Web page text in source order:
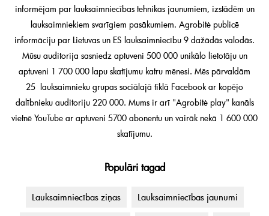
informējam par lauksaimniecības tehnikas jaunumiem, izstādēm un
lauksaimniekiem svarīgiem pasākumiem. Agrobitė publicē
informāciju par Lietuvas un ES lauksaimniecību 9 dažādās valodās.
Mūsu auditorija sasniedz aptuveni 500 000 unikālo lietotāju un
aptuveni 1 700 000 lapu skatījumu katru mēnesi. Mēs pārvaldām
25 lauksaimnieku grupas sociālajā tīklā Facebook ar kopējo
dalībnieku auditoriju 220 000. Mums ir arī "Agrobitė play" kanāls
vietnē YouTube ar aptuveni 5700 abonentu un vairāk nekā 1 600 000
skatījumu.
Populāri tagad
Lauksaimniecības ziņas Lauksaimniecības jaunumi